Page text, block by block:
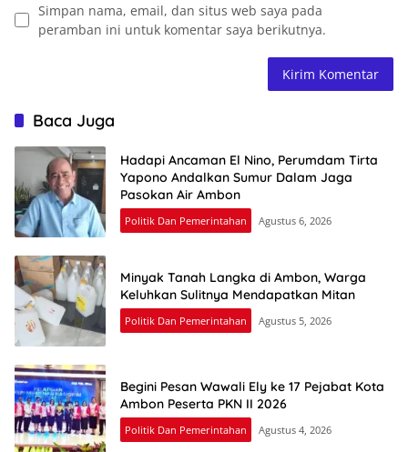
Simpan nama, email, dan situs web saya pada
peramban ini untuk komentar saya berikutnya.
Baca Juga
Hadapi Ancaman El Nino, Perumdam Tirta
Yapono Andalkan Sumur Dalam Jaga
Pasokan Air Ambon
Politik Dan Pemerintahan Agustus 6, 2026
Minyak Tanah Langka di Ambon, Warga
Keluhkan Sulitnya Mendapatkan Mitan
Politik Dan Pemerintahan Agustus 5, 2026
Begini Pesan Wawali Ely ke 17 Pejabat Kota
Ambon Peserta PKN II 2026
Politik Dan Pemerintahan Agustus 4, 2026